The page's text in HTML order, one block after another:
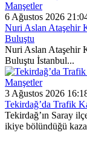
Manşetler
6 Ağustos 2026
Nuri Aslan Ataşehir
Buluştu
Nuri Aslan Ataşehir
Buluştu İstanbul...
Manşetler
3 Ağustos 2026
Tekirdağ’da Trafik
Tekirdağ’ın Saray
ikiye bölündüğü